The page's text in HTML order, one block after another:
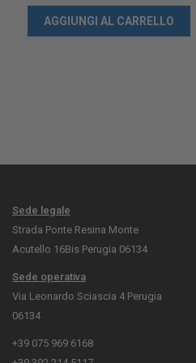
AGGIUNGI AL CARRELLO
Sede legale
Strada Ponte Resina Monte
Acutello 16Bis Perugia 06134
Sede operativa
Via Leonardo Sciascia 4 Perugia
06134
+39 075 969 6168